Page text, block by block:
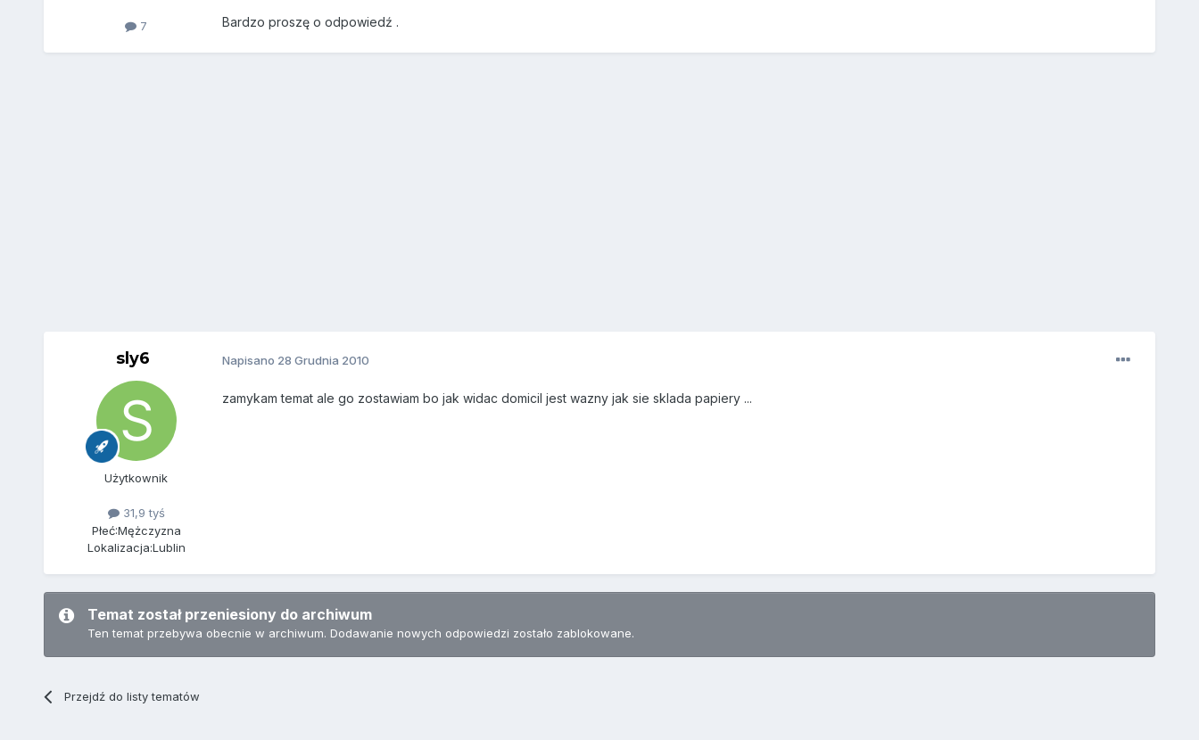
7 Bardzo proszę o odpowiedź .
sly6
Użytkownik
31,9 tyś
Płeć:Mężczyzna
Lokalizacja:Lublin
Napisano 28 Grudnia 2010
zamykam temat ale go zostawiam bo jak widac domicil jest wazny jak sie sklada papiery ...
Temat został przeniesiony do archiwum
Ten temat przebywa obecnie w archiwum. Dodawanie nowych odpowiedzi zostało zablokowane.
Przejdź do listy tematów